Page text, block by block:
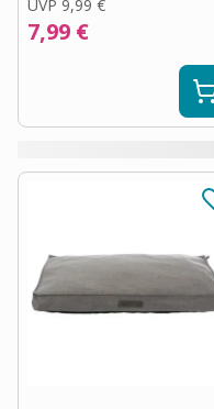
UVP 9,99 €
7,99 €